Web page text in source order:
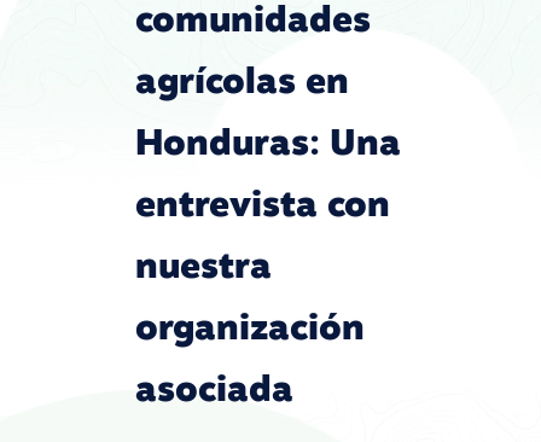
comunidades
agrícolas en
Honduras: Una
entrevista con
nuestra
organización
asociada